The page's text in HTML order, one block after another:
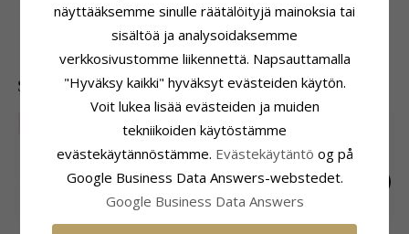
Korkeus:18,6 mm
Toimitusaika: 4-5 Arkipäivä
SUOSITUIMMAT TUOTTEET LUOKASSA
näyttääksemme sinulle räätälöityjä mainoksia tai
sisältöä ja analysoidaksemme
verkkosivustomme liikennettä. Napsauttamalla
"Hyväksy kaikki" hyväksyt evästeiden käytön.
Voit lukea lisää evästeiden ja muiden
tekniikoiden käytöstämme
evästekäytännöstämme. Evästekäytäntö og på
Google Business Data Answers-webstedet.
Google Business Data Answers